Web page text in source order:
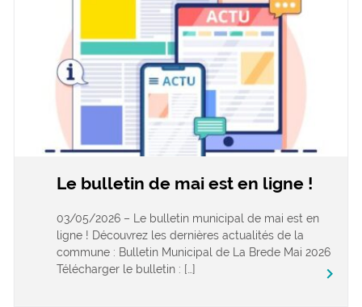
Le bulletin de mai est en ligne !
03/05/2026 – Le bulletin municipal de mai est en
ligne ! Découvrez les dernières actualités de la
commune : Bulletin Municipal de La Brede Mai 2026
Télécharger le bulletin : […]
keyboard_arrow_right